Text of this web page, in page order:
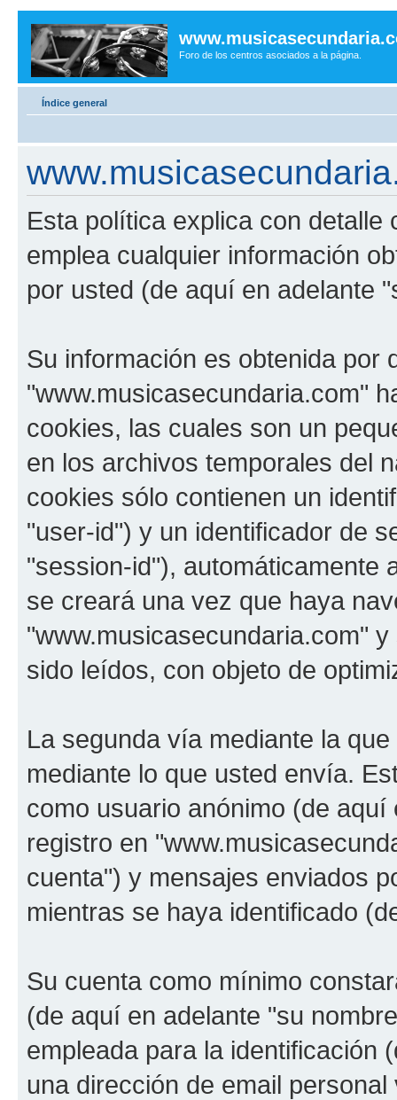
Foro de los centros asociados a la página.
Índice general
Esta política explica con
emplea cualquier información
por usted (de aquí en adelante
Su información es obtenida por
"www.musicasecundaria.com"
cookies, las cuales son un
en los archivos temporales del
cookies sólo contienen un
"user-id") y un identificador de
"session-id"), automáticamente
se creará una vez que haya
"www.musicasecundaria.com"
sido leídos, con objeto de
La segunda vía mediante la
mediante lo que usted envía.
como usuario anónimo (de
registro en
cuenta") y mensajes enviados
mientras se haya identificado
Su cuenta como mínimo
(de aquí en adelante "su
empleada para la identificación
una dirección de email